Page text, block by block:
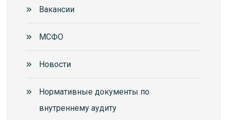
Вакансии
МСФО
Новости
Нормативные документы по
внутреннему аудиту